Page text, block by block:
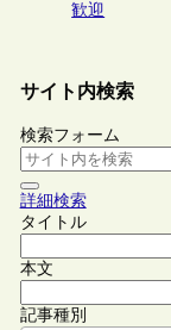
歓迎
サイト内検索
検索フォーム
詳細検索
タイトル
本文
記事種別